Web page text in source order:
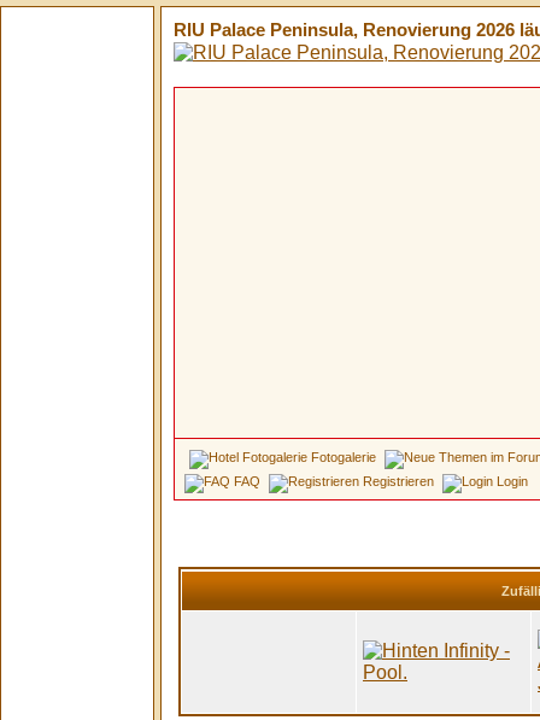
RIU Palace Peninsula, Renovierung 2026
Fotogalerie
FAQ
Registrieren Login